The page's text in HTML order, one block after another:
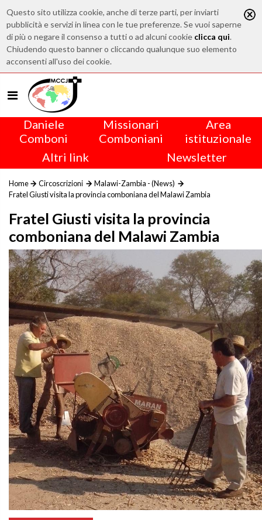
Questo sito utilizza cookie, anche di terze parti, per inviarti
pubblicità e servizi in linea con le tue preferenze. Se vuoi saperne
di più o negare il consenso a tutti o ad alcuni cookie clicca qui.
Chiudendo questo banner o cliccando qualunque suo elemento
acconsenti all'uso dei cookie.
Daniele
Comboni
Missionari
Comboniani
Area
istituzionale
Altri link
Newsletter
Home Circoscrizioni
Malawi-Zambia - (News)
Fratel Giusti visita la provincia comboniana del Malawi Zambia
Fratel Giusti visita la provincia
comboniana del Malawi Zambia